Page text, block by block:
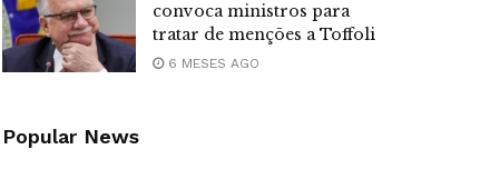
convoca ministros para
tratar de menções a Toffoli
6 MESES AGO
Popular News